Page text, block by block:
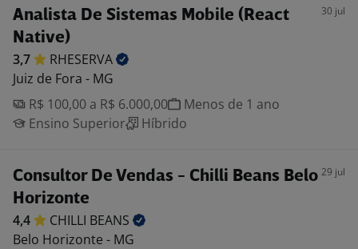
Analista De Sistemas Mobile (React
Native)
30 jul
3,7
RHESERVA
Juiz de Fora - MG
R$ 100,00 a R$ 6.000,00
Menos de 1 ano
Ensino Superior
Híbrido
Consultor De Vendas - Chilli Beans Belo
Horizonte
29 jul
4,4 CHILLI BEANS
Belo Horizonte - MG